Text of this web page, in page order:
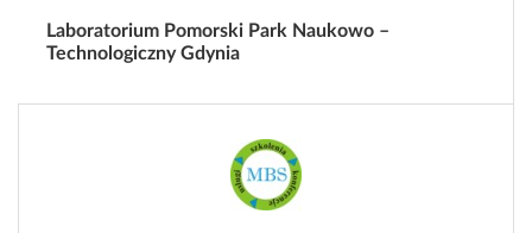
Laboratorium Pomorski Park Naukowo –
Technologiczny Gdynia